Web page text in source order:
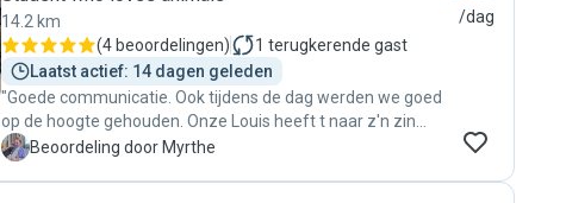
14.2 km
(4 beoordelingen) 1 terugkerende gast
Laatst actief: 14 dagen geleden
"Goede communicatie. Ook tijdens de dag werden we goed
op de hoogte gehouden. Onze Louis heeft t naar z'n zin
gehad."
M Beoordeling door Myrthe
/dag